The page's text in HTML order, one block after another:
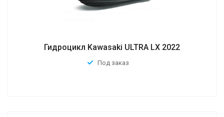
Гидроцикл Kawasaki ULTRA LX 2022
Под заказ